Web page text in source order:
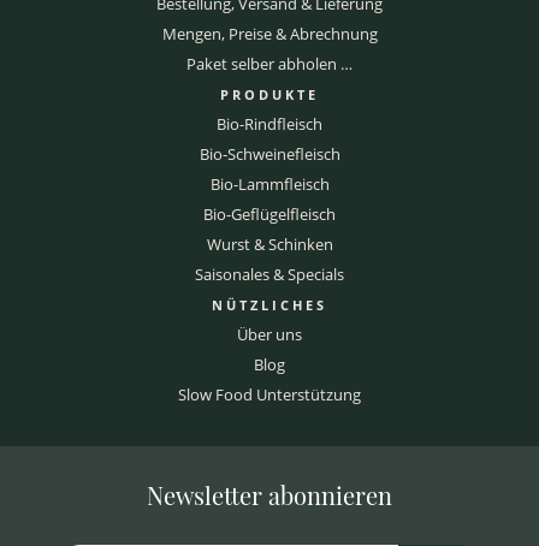
Mengen, Preise & Abrechnung
Paket selber abholen …
PRODUKTE
Bio-Rindfleisch
Bio-Schweinefleisch
Bio-Lammfleisch
Bio-Geflügelfleisch
Wurst & Schinken
Saisonales & Specials
NÜTZLICHES
Über uns
Blog
Slow Food Unterstützung
Newsletter abonnieren